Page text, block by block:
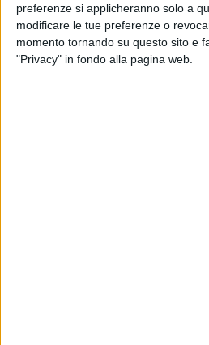
preferenze si applicheranno solo a
modificare le tue preferenze o
momento tornando su questo sito e
"Privacy" in fondo alla pagina web.
nazionalità romena che viveva
insieme ai due figli, primi a
conosciuto dalla comunità
Giacomo, dove si recava